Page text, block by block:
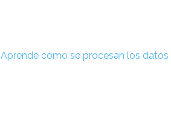
Aprende cómo se procesan los